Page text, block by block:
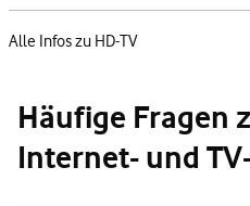
Alle Infos zu HD-TV
Häufige Fragen
Internet- und